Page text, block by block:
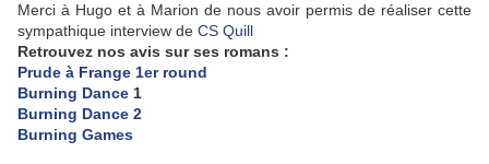
Merci à Hugo et à Marion de nous avoir permis de réaliser cette
sympathique interview de CS Quill
Retrouvez nos avis sur ses romans :
Prude à Frange 1er round
Burning Dance 1
Burning Dance 2
Burning Games